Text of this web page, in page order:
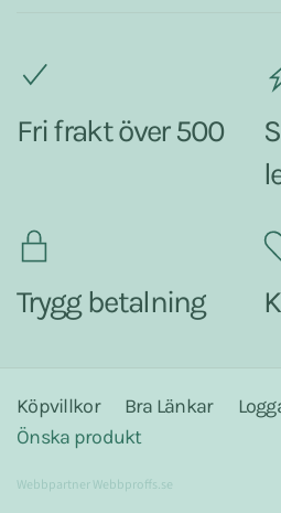
Fri frakt över 500
Trygg betalning
Köpvillkor Bra Länkar
Önska produkt
WebbpartnerWebbproffs.se